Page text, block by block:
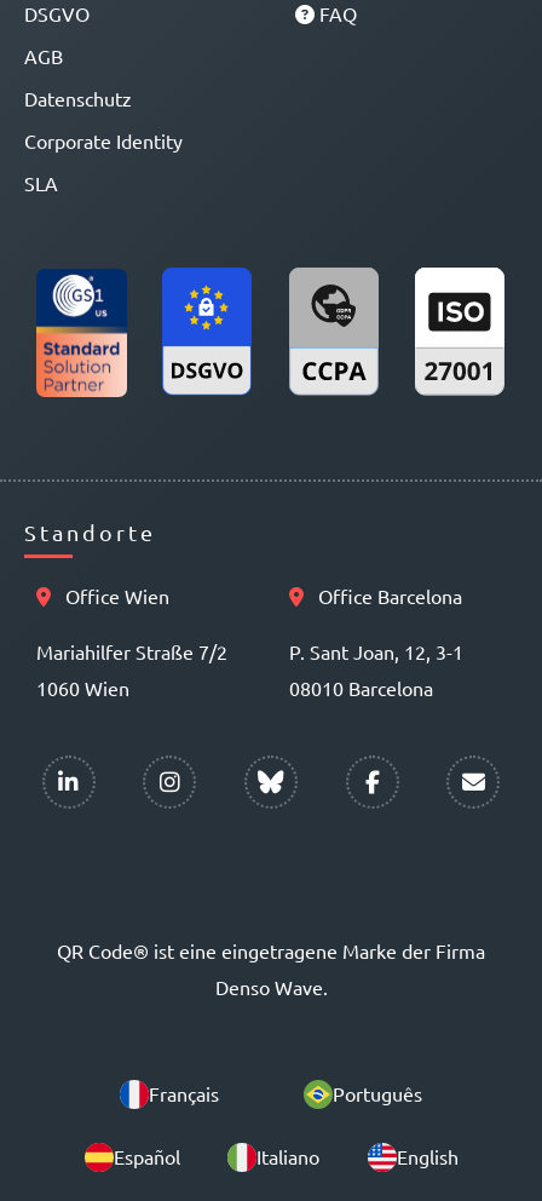
DSGVO
AGB
Datenschutz
Corporate Identity
SLA
FAQ
Standorte
Office Wien
Mariahilfer Straße 7/2
1060 Wien
Office Barcelona
P. Sant Joan, 12, 3-1
08010 Barcelona
QR Code® ist eine eingetragene Marke der Firma
Denso Wave.
Français Português
Español Italiano English